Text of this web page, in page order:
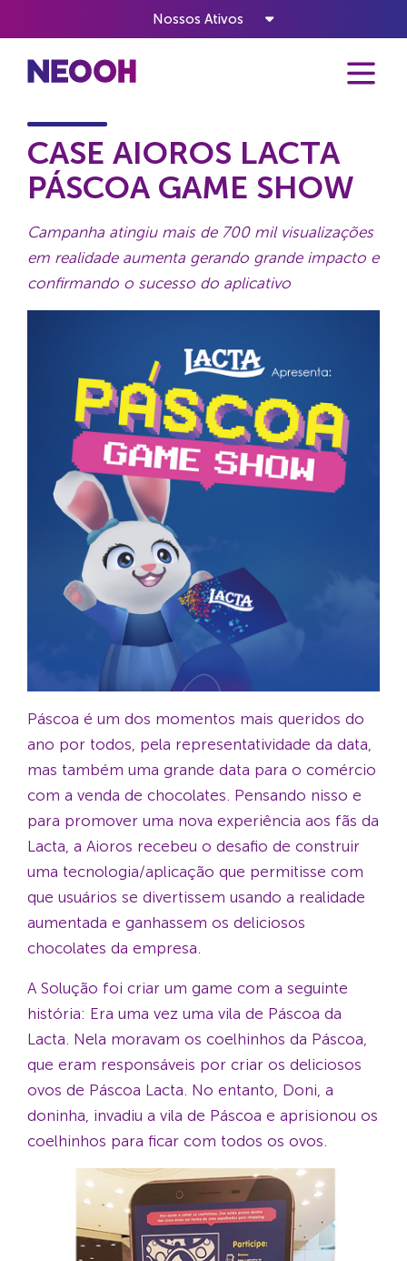
Nossos Ativos
CASE AIOROS LACTA
PÁSCOA GAME SHOW
Campanha atingiu mais de 700 mil visualizações
em realidade aumenta gerando grande impacto e
confirmando o sucesso do aplicativo
Páscoa é um dos momentos mais queridos do
ano por todos, pela representatividade da data,
mas também uma grande data para o comércio
com a venda de chocolates. Pensando nisso e
para promover uma nova experiência aos fãs da
Lacta, a Aioros recebeu o desafio de construir
uma tecnologia/aplicação que permitisse com
que usuários se divertissem usando a realidade
aumentada e ganhassem os deliciosos
chocolates da empresa.
A Solução foi criar um game com a seguinte
história: Era uma vez uma vila de Páscoa da
Lacta. Nela moravam os coelhinhos da Páscoa,
que eram responsáveis por criar os deliciosos
ovos de Páscoa Lacta. No entanto, Doni, a
doninha, invadiu a vila de Páscoa e aprisionou os
coelhinhos para ficar com todos os ovos.